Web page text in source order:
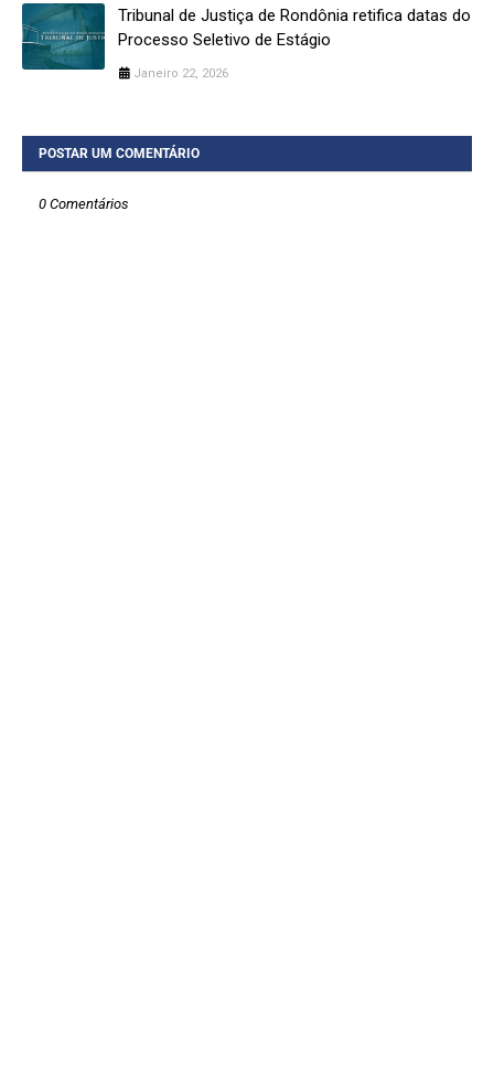
Tribunal de Justiça de Rondônia retifica datas do
Processo Seletivo de Estágio
Janeiro 22, 2026
POSTAR UM COMENTÁRIO
0 Comentários